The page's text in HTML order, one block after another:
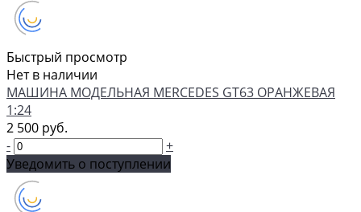
Быстрый просмотр
Нет в наличии
МАШИНА МОДЕЛЬНАЯ MERCEDES GT63 ОРАНЖЕВАЯ
1:24
2 500 руб.
-
+
Уведомить о поступлении